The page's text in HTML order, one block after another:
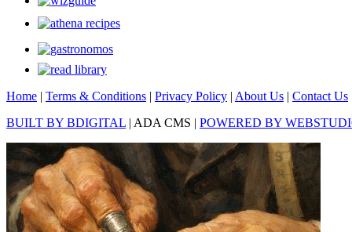
Home | Terms & Conditions | Privacy Policy | About Us | Contact Us
BUILT BY BDIGITAL | ADA CMS | POWERED BY